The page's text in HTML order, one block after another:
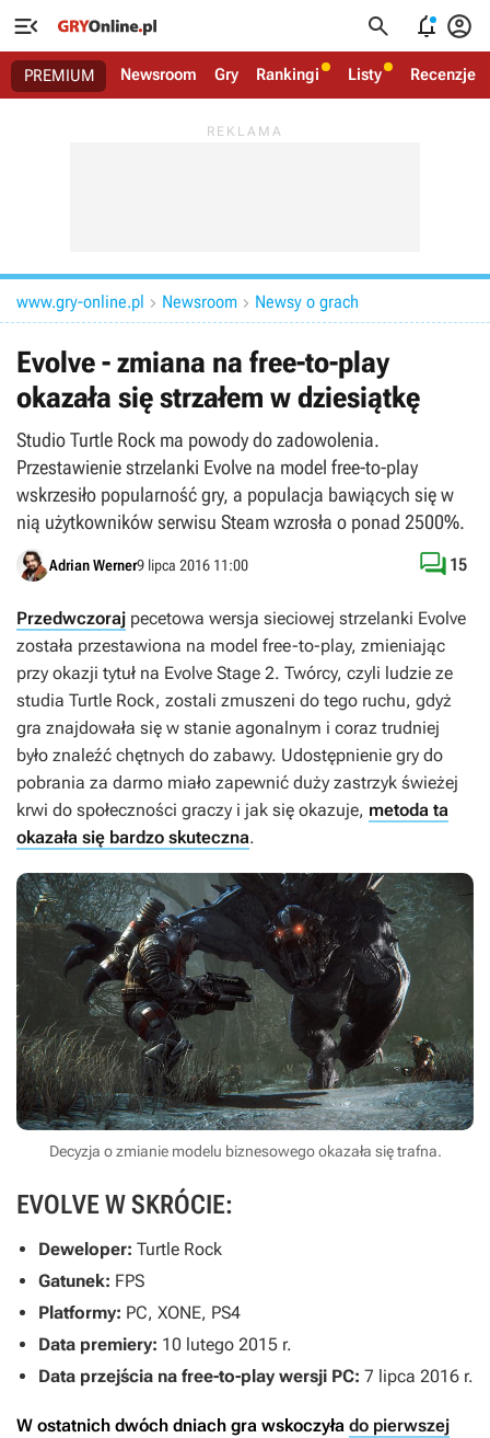
   
PREMIUM Newsroom Gry Rankingi Listy Recenzje
www.gry-online.pl  Newsroom  Newsy o grach
Evolve - zmiana na free-to-play
okazała się strzałem w dziesiątkę
Studio Turtle Rock ma powody do zadowolenia.
Przestawienie strzelanki Evolve na model free-to-play
wskrzesiło popularność gry, a populacja bawiących się w
nią użytkowników serwisu Steam wzrosła o ponad 2500%.
Adrian Werner9 lipca 2016 11:00  15
Przedwczoraj pecetowa wersja sieciowej strzelanki Evolve
została przestawiona na model free-to-play, zmieniając
przy okazji tytuł na Evolve Stage 2. Twórcy, czyli ludzie ze
studia Turtle Rock, zostali zmuszeni do tego ruchu, gdyż
gra znajdowała się w stanie agonalnym i coraz trudniej
było znaleźć chętnych do zabawy. Udostępnienie gry do
pobrania za darmo miało zapewnić duży zastrzyk świeżej
krwi do społeczności graczy i jak się okazuje, metoda ta
okazała się bardzo skuteczna.
Decyzja o zmianie modelu biznesowego okazała się trafna.
EVOLVE W SKRÓCIE:
Deweloper: Turtle Rock
Gatunek: FPS
Platformy: PC, XONE, PS4
Data premiery: 10 lutego 2015 r.
Data przejścia na free-to-play wersji PC: 7 lipca 2016 r.
W ostatnich dwóch dniach gra wskoczyła do pierwszej